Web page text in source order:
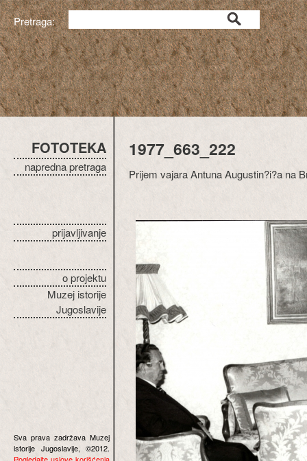
Pretraga:
FOTOTEKA
napredna pretraga
prijavljivanje
o projektu
Muzej istorije
Jugoslavije
Sva prava zadržava Muzej
istorije Jugoslavije, ©2012.
1977_663_222
Prijem vajara Antuna Augustin?i?a na